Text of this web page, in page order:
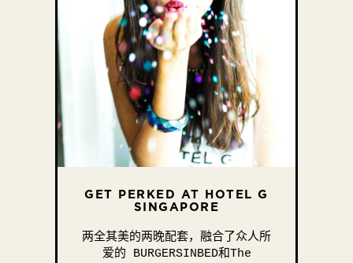
GET PERKED AT HOTEL G
SINGAPORE
两全其美的两晚配套，融合了众人所
爱的 BURGERSINBED和The